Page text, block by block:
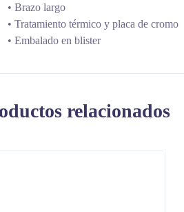
• Brazo largo
• Tratamiento térmico y placa de cromo
• Embalado en blister
relacionados